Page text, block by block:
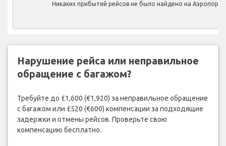
Никаких прибытий рейсов не было найдено на Аэропорт
Нарушение рейса или неправильное
обращение с багажом?
Требуйте до £1,600 (€1,920) за неправильное обращение
с багажом или £520 (€600) компенсации за подходящие
задержки и отмены рейсов. Проверьте свою
компенсацию бесплатно.